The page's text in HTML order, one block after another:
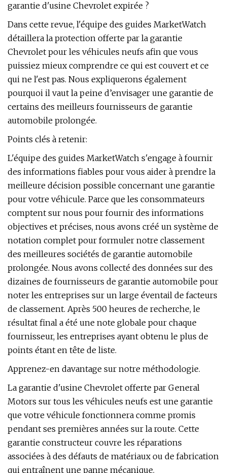
garantie d'usine Chevrolet expirée ?
Dans cette revue, l'équipe des guides MarketWatch
détaillera la protection offerte par la garantie
Chevrolet pour les véhicules neufs afin que vous
puissiez mieux comprendre ce qui est couvert et ce
qui ne l'est pas. Nous expliquerons également
pourquoi il vaut la peine d’envisager une garantie de
certains des meilleurs fournisseurs de garantie
automobile prolongée.
Points clés à retenir:
L'équipe des guides MarketWatch s'engage à fournir
des informations fiables pour vous aider à prendre la
meilleure décision possible concernant une garantie
pour votre véhicule. Parce que les consommateurs
comptent sur nous pour fournir des informations
objectives et précises, nous avons créé un système de
notation complet pour formuler notre classement
des meilleures sociétés de garantie automobile
prolongée. Nous avons collecté des données sur des
dizaines de fournisseurs de garantie automobile pour
noter les entreprises sur un large éventail de facteurs
de classement. Après 500 heures de recherche, le
résultat final a été une note globale pour chaque
fournisseur, les entreprises ayant obtenu le plus de
points étant en tête de liste.
Apprenez-en davantage sur notre méthodologie.
La garantie d'usine Chevrolet offerte par General
Motors sur tous les véhicules neufs est une garantie
que votre véhicule fonctionnera comme promis
pendant ses premières années sur la route. Cette
garantie constructeur couvre les réparations
associées à des défauts de matériaux ou de fabrication
qui entraînent une panne mécanique.